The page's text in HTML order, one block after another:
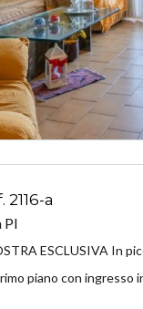
a
PI
ESCLUSIVA In
piano con ingresso